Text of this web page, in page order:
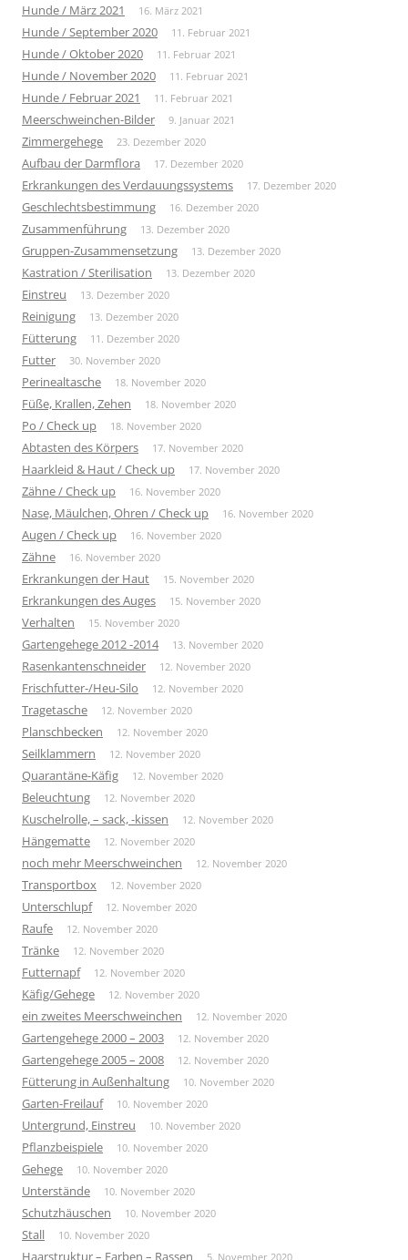
Hunde / März 2021 16. März 2021
Hunde / September 2020 11. Februar 2021
Hunde / Oktober 2020 11. Februar 2021
Hunde / November 2020 11. Februar 2021
Hunde / Februar 2021 11. Februar 2021
Meerschweinchen-Bilder 9. Januar 2021
Zimmergehege 23. Dezember 2020
Aufbau der Darmflora 17. Dezember 2020
Erkrankungen des Verdauungssystems 17. Dezember 2020
Geschlechtsbestimmung 16. Dezember 2020
Zusammenführung 13. Dezember 2020
Gruppen-Zusammensetzung 13. Dezember 2020
Kastration / Sterilisation 13. Dezember 2020
Einstreu 13. Dezember 2020
Reinigung 13. Dezember 2020
Fütterung 11. Dezember 2020
Futter 30. November 2020
Perinealtasche 18. November 2020
Füße, Krallen, Zehen 18. November 2020
Po / Check up 18. November 2020
Abtasten des Körpers 17. November 2020
Haarkleid & Haut / Check up 17. November 2020
Zähne / Check up 16. November 2020
Nase, Mäulchen, Ohren / Check up 16. November 2020
Augen / Check up 16. November 2020
Zähne 16. November 2020
Erkrankungen der Haut 15. November 2020
Erkrankungen des Auges 15. November 2020
Verhalten 15. November 2020
Gartengehege 2012 -2014 13. November 2020
Rasenkantenschneider 12. November 2020
Frischfutter-/Heu-Silo 12. November 2020
Tragetasche 12. November 2020
Planschbecken 12. November 2020
Seilklammern 12. November 2020
Quarantäne-Käfig 12. November 2020
Beleuchtung 12. November 2020
Kuschelrolle, – sack, -kissen 12. November 2020
Hängematte 12. November 2020
noch mehr Meerschweinchen 12. November 2020
Transportbox 12. November 2020
Unterschlupf 12. November 2020
Raufe 12. November 2020
Tränke 12. November 2020
Futternapf 12. November 2020
Käfig/Gehege 12. November 2020
ein zweites Meerschweinchen 12. November 2020
Gartengehege 2000 – 2003 12. November 2020
Gartengehege 2005 – 2008 12. November 2020
Fütterung in Außenhaltung 10. November 2020
Garten-Freilauf 10. November 2020
Untergrund, Einstreu 10. November 2020
Pflanzbeispiele 10. November 2020
Gehege 10. November 2020
Unterstände 10. November 2020
Schutzhäuschen 10. November 2020
Stall 10. November 2020
Haarstruktur – Farben – Rassen 5. November 2020